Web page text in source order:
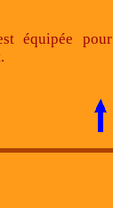
équipée pour